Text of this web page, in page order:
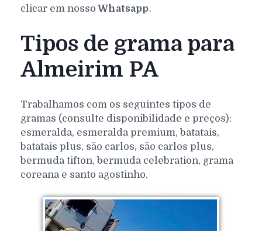
clicar em nosso Whatsapp.
Tipos de grama para
Almeirim PA
Trabalhamos com os seguintes tipos de
gramas (consulte disponibilidade e preços):
esmeralda, esmeralda premium, batatais,
batatais plus, são carlos, são carlos plus,
bermuda tifton, bermuda celebration, grama
coreana e santo agostinho.